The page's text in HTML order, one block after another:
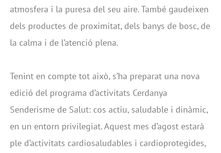
atmosfera i la puresa del seu aire. També gaudeixen
dels productes de proximitat, dels banys de bosc, de
la calma i de l’atenció plena.
Tenint en compte tot això, s’ha preparat una nova
edició del programa d’activitats Cerdanya
Senderisme de Salut: cos actiu, saludable i dinàmic,
en un entorn privilegiat. Aquest mes d’agost estarà
ple d’activitats cardiosaludables i cardioprotegides,